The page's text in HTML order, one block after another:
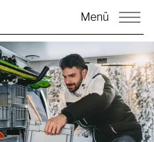
Menü